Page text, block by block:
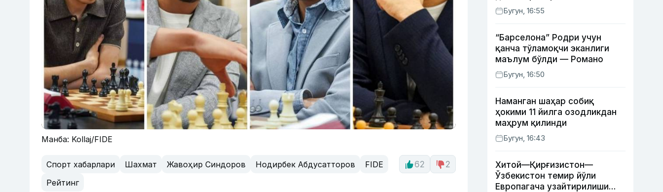
Манба: Kollaj/FIDE
Спорт хабарлари Шахмат Жавоҳир Синдоров Нодирбек Абдусатторов
FIDE
Рейтинг
62 2
Бугун, 16:55
“Барселона” Родри учун
қанча тўламоқчи эканлиги
маълум бўлди — Романо
Бугун, 16:50
Наманган шаҳар собиқ
ҳокими 11 йилга озодликдан
маҳрум қилинди
Бугун, 16:43
Хитой—Қирғизистон—
Ўзбекистон темир йўли
Европагача узайтирилиши